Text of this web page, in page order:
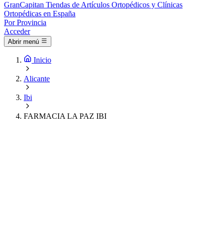
GranCapitan Tiendas de Artículos Ortopédicos y Clínicas
Ortopédicas en España
Por Provincia
Acceder
Abrir menú
Inicio
Alicante
Ibi
FARMACIA LA PAZ IBI